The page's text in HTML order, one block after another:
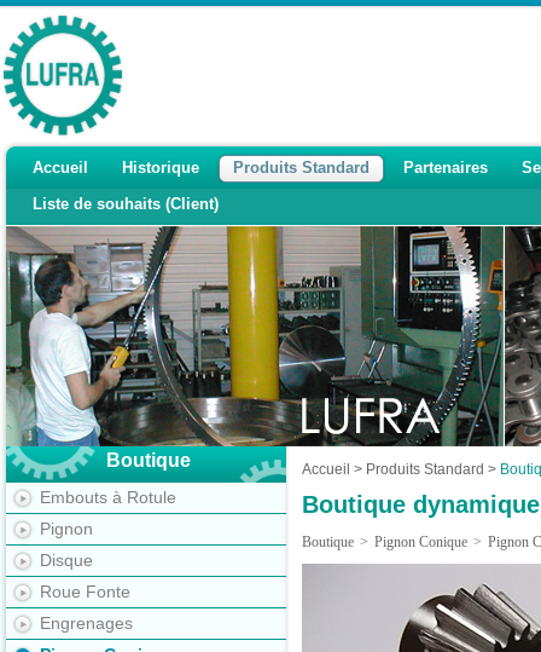
Accueil Historique Produits Standard Partenaires
Liste de souhaits (Client)
Boutique
Embouts à Rotule
Pignon
Disque
Roue Fonte
Engrenages
Accueil > Produits Standard >
Boutique dynamique
Boutique > Pignon Conique > Pignon